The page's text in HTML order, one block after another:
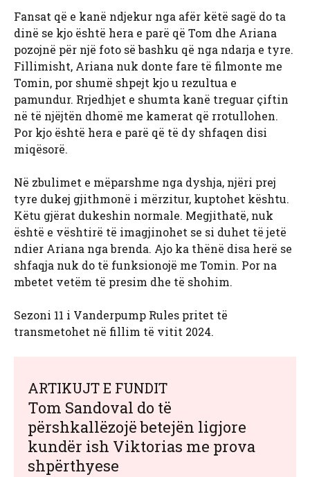
Fansat që e kanë ndjekur nga afër këtë sagë do ta
dinë se kjo është hera e parë që Tom dhe Ariana
pozojnë për një foto së bashku që nga ndarja e tyre.
Fillimisht, Ariana nuk donte fare të filmonte me
Tomin, por shumë shpejt kjo u rezultua e
pamundur. Rrjedhjet e shumta kanë treguar çiftin
në të njëjtën dhomë me kamerat që rrotullohen.
Por kjo është hera e parë që të dy shfaqen disi
miqësorë.
Në zbulimet e mëparshme nga dyshja, njëri prej
tyre dukej gjithmonë i mërzitur, kuptohet kështu.
Këtu gjërat dukeshin normale. Megjithatë, nuk
është e vështirë të imagjinohet se si duhet të jetë
ndier Ariana nga brenda. Ajo ka thënë disa herë se
shfaqja nuk do të funksionojë me Tomin. Por na
mbetet vetëm të presim dhe të shohim.
Sezoni 11 i Vanderpump Rules pritet të
transmetohet në fillim të vitit 2024.
ARTIKUJT E FUNDIT
Tom Sandoval do të
përshkallëzojë betejën ligjore
kundër ish Viktorias me prova
shpërthyese